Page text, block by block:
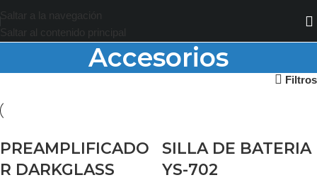
Saltar a la navegación
Saltar al contenido principal
Accesorios
Filtros
PREAMPLIFICADO
R DARKGLASS
SILLA DE BATERIA
YS-702